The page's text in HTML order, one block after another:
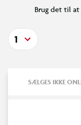
Brug det til
1
SÆLGES IKKE